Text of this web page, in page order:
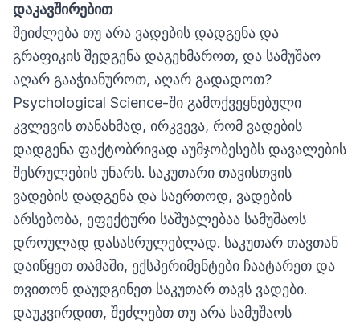
დაკავშირებით
შეიძლება თუ არა ვადების დადგენა და
გრაფიკის შედგენა დაგეხმაროთ, და სამუშაო
აღარ გააჭიანუროთ, აღარ გადადოთ?
Psychological Science-ში გამოქვეყნებული
კვლევის თანახმად, ირკვევა, რომ ვადების
დადგენა ფაქტობრივად აუმჯობესებს დავალების
შესრულების უნარს. საკუთარი თავისთვის
ვადების დადგენა და საერთოდ, ვადების
არსებობა, ეფექტური საშუალებაა სამუშაოს
დროულად დასასრულებლად. საკუთარ თავთან
დაიწყეთ თამაში, ექსპერიმენტები ჩაატარეთ და
თვითონ დაუდგინეთ საკუთარ თავს ვადები.
დაუკვირდით, შეძლებთ თუ არა სამუშაოს